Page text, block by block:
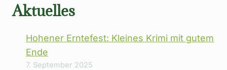
Aktuelles
Hohener Erntefest: Kleines Krimi mit gutem
Ende
7. September 2025